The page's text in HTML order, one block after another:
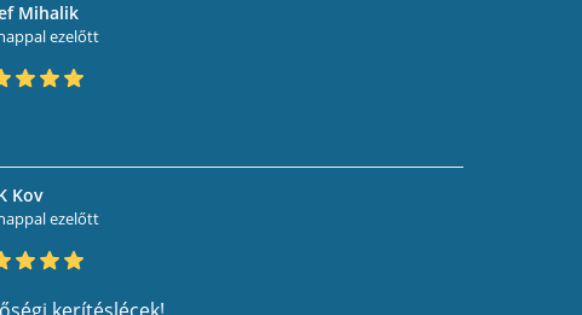
Mihalik
ezelőtt
Kov
ezelőtt